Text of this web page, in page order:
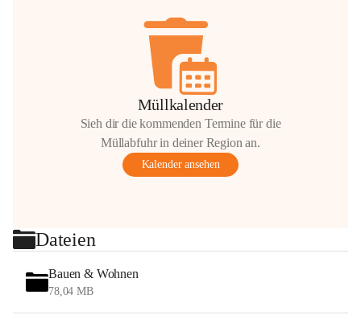
Müllkalender
Sieh dir die kommenden Termine für die
Müllabfuhr in deiner Region an.
Kalender ansehen
Dateien
Bauen & Wohnen
78,04 MB